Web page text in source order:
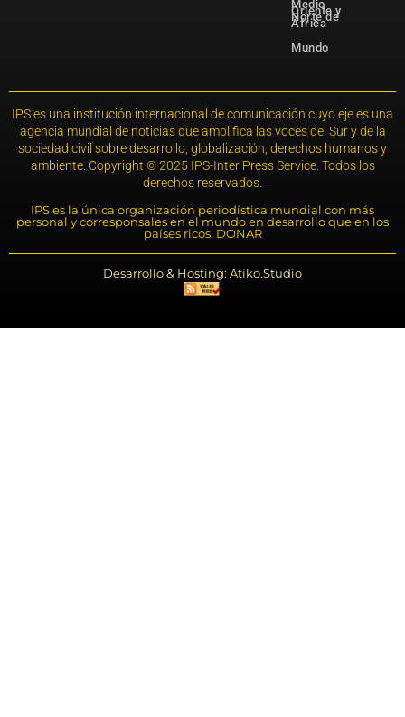
Medio
Oriente y
Norte de
África
Mundo
IPS es una institución internacional de comunicación cuyo eje es una
agencia mundial de noticias que amplifica las voces del Sur y de la
sociedad civil sobre desarrollo, globalización, derechos humanos y
ambiente. Copyright © 2025 IPS-Inter Press Service. Todos los
derechos reservados.
IPS es la única organización periodística mundial con más
personal y corresponsales en el mundo en desarrollo que en los
países ricos. DONAR
Desarrollo & Hosting: Atiko.Studio